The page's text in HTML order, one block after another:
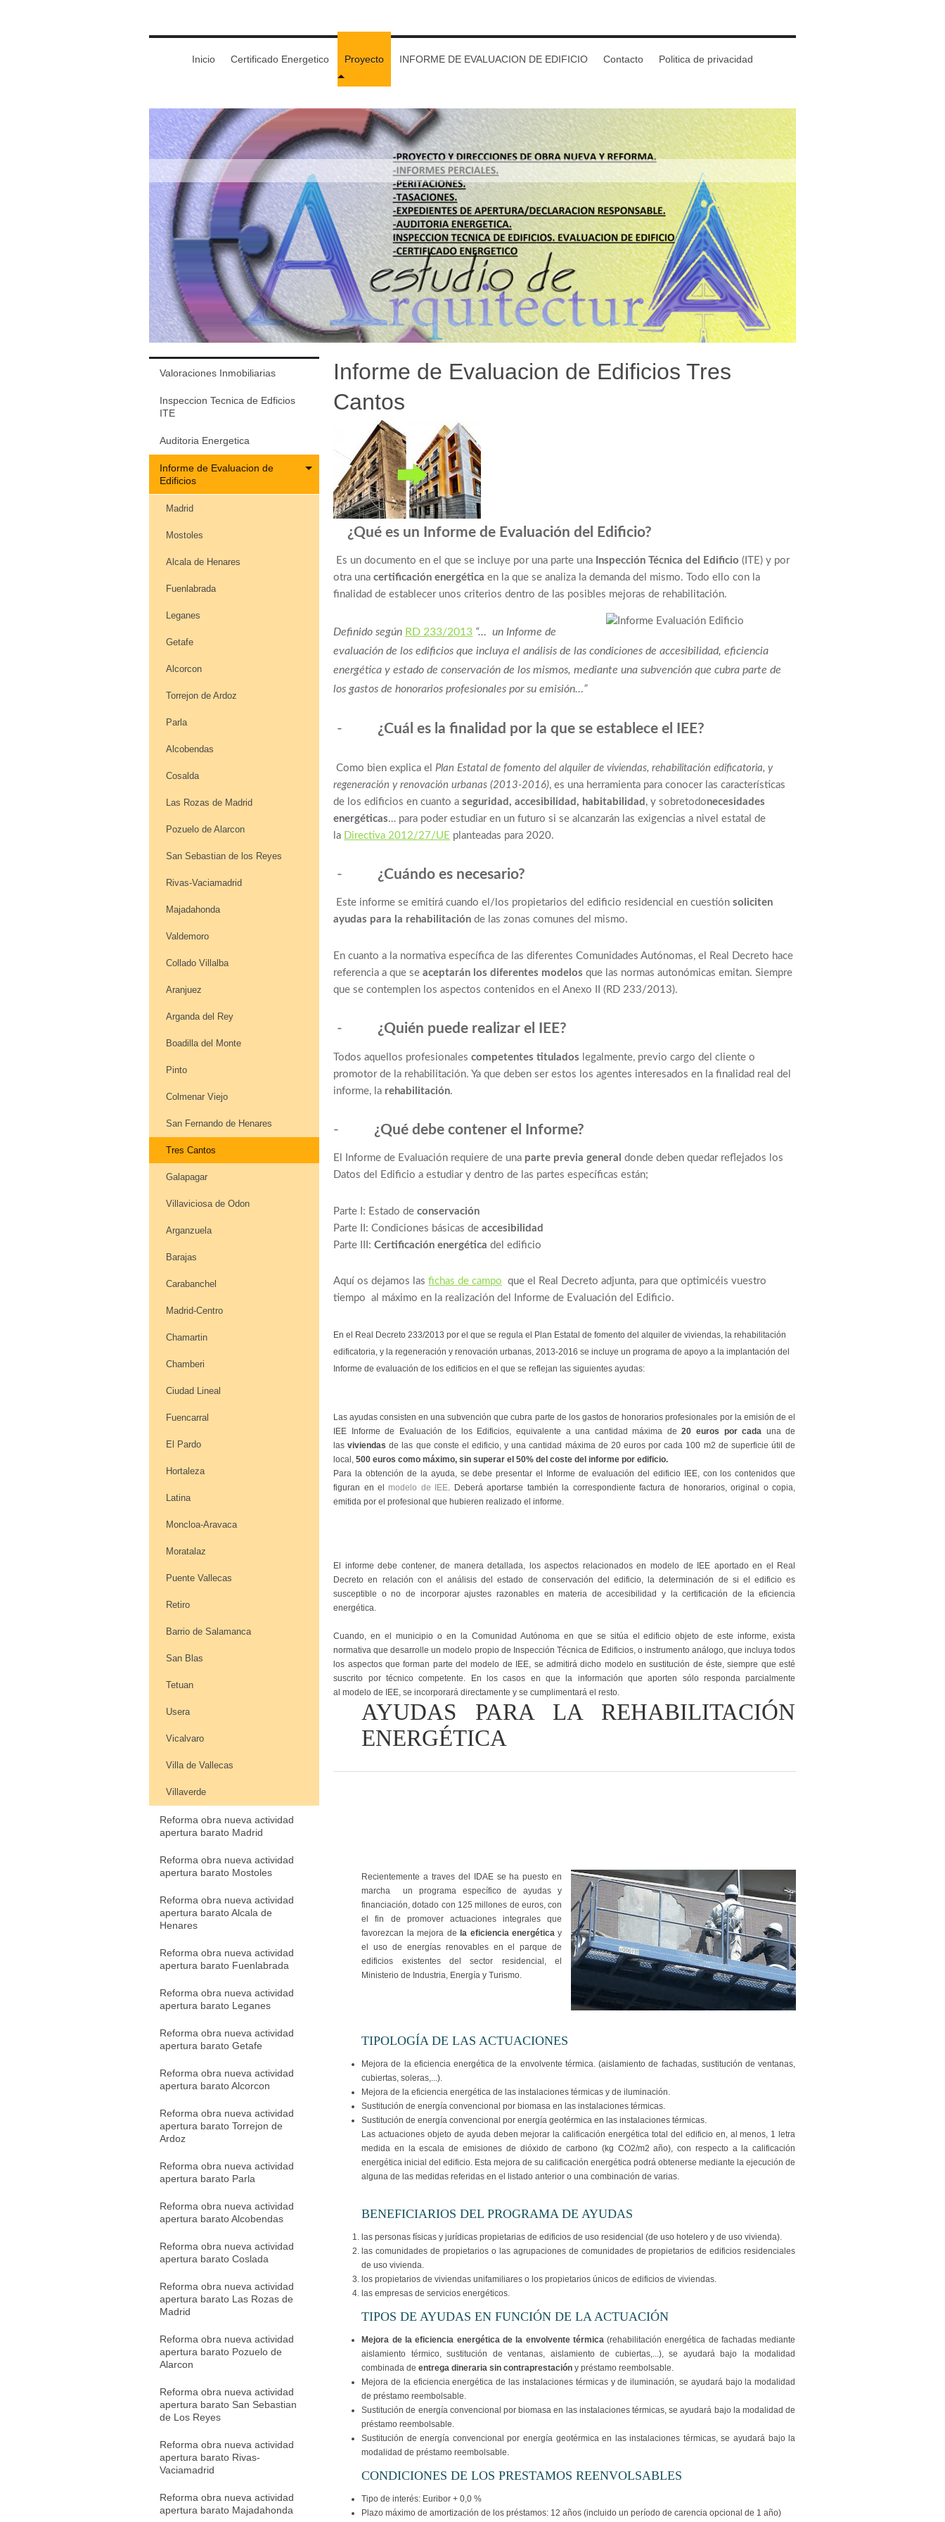
Inicio Certificado Energetico Proyecto INFORME DE EVALUACION DE EDIFICIO Contacto Politica de privacidad
Informe de Evaluacion de Edificios Tres
Cantos
¿Qué es un Informe de Evaluación del Edificio?
Es un documento en el que se incluye por una parte una Inspección Técnica del Edificio (ITE) y por
otra unacertificación energética en la que se analiza la demanda del mismo. Todo ello con la
finalidad de establecer unos criterios dentro de las posibles mejoras de rehabilitación.
Definido según RD 233/2013 “… un Informe de
evaluación de los edificios que incluya el análisis de las condiciones de accesibilidad, eficiencia
energética y estado de conservación de los mismos, mediante una subvención que cubra parte de
los gastos de honorarios profesionales por su emisión…”
- ¿Cuál es la finalidad por la que se establece el IEE?
Como bien explica el Plan Estatal de fomento del alquiler de viviendas, rehabilitación edificatoria, y
regeneración y renovación urbanas (2013-2016), es una herramienta para conocer las características
de los edificios en cuanto aseguridad, accesibilidad, habitabilidad , y sobretodonecesidades
energéticas… para poder estudiar en un futuro si se alcanzarán las exigencias a nivel estatal de
la Directiva 2012/27/UE planteadas para 2020.
- ¿Cuándo es necesario?
Este informe se emitirá cuando el/los propietarios del edificio residencial en cuestiónsoliciten
ayudas para la rehabilitación de las zonas comunes del mismo.
En cuanto a la normativa específica de las diferentes Comunidades Autónomas, el Real Decreto hace
referencia a que seaceptarán los diferentes modelos que las normas autonómicas emitan. Siempre
que se contemplen los aspectos contenidos en el Anexo II (RD 233/2013).
- ¿Quién puede realizar el IEE?
Todos aquellos profesionalescompetentes titulados legalmente, previo cargo del cliente o
promotor de la rehabilitación. Ya que deben ser estos los agentes interesados en la finalidad real del
informe, la rehabilitación.
- ¿Qué debe contener el Informe?
El Informe de Evaluación requiere de una parte previa general donde deben quedar reflejados los
Datos del Edificio a estudiar y dentro de las partes específicas están;
Parte I: Estado de conservación
Parte II: Condiciones básicas de accesibilidad
Parte III:Certificación energética del edificio
Aquí os dejamos lasfichas de campo que el Real Decreto adjunta, para que optimicéis vuestro
tiempo al máximo en la realización del Informe de Evaluación del Edificio.
En el Real Decreto 233/2013 por el que se regula el Plan Estatal de fomento del alquiler de viviendas, la rehabilitación
edificatoria, y la regeneración y renovación urbanas, 2013-2016 se incluye un programa de apoyo a la implantación del
Informe de evaluación de los edificios en el que se reflejan las siguientes ayudas:
Las ayudas consisten en una subvenciónque cubra parte de los gastos de honorarios profesionales por la emisión de el
IEE Informe de Evaluación de los Edificios, equivalente a una cantidad máxima de20 euros por cadauna de
lasviviendasde las que conste el edificio, y una cantidad máxima de 20 euros por cada 100 m2 de superficie útil de
local,500 euros como máximo, sin superar el 50% del coste del informe por edificio.
Para la obtención de la ayuda, se debe presentar el Informe de evaluación del edificio IEE, con los contenidos que
figuran en el modelo de IEE. Deberá aportarse también la correspondiente factura de honorarios, original o copia,
emitida por el profesional que hubieren realizado el informe.
El informe debe contener, de manera detallada, los aspectos relacionados en modelo de IEE aportado en el Real
Decreto en relación con el análisis del estado de conservación del edificio, la determinación de si el edificio es
susceptible o no de incorporar ajustes razonables en materia de accesibilidad y la certificación de la eficiencia
energética.
Cuando, en el municipio o en la Comunidad Autónoma en que se sitúa el edificio objeto de este informe, exista
normativa que desarrolle un modelo propio de Inspección Técnica de Edificios, o instrumento análogo, que incluya todos
los aspectos que forman parte del modelo de IEE, se admitirá dicho modelo en sustitución de éste, siempre que esté
suscrito por técnico competente. En los casos en que la información que aporten sólo responda parcialmente
al modelo de IEE, se incorporará directamente y se cumplimentará el resto.
AYUDAS PARA LA REHABILITACIÓN
ENERGÉTICA
Recientemente a traves del IDAE se ha puesto en
marcha un programa específico de ayudas y
financiación, dotado con 125 millones de euros, con
el fin de promover actuaciones integrales que
favorezcan la mejora de la eficiencia energética y
el uso de energías renovables en el parque de
edificios existentes del sector residencial, el
Ministerio de Industria, Energía y Turismo.
TIPOLOGÍA DE LAS ACTUACIONES
Mejora de la eficiencia energética de la envolvente térmica. (aislamiento de fachadas, sustitución de ventanas,
cubiertas, soleras,...).
Mejora de la eficiencia energética de las instalaciones térmicas y de iluminación.
Sustitución de energía convencional por biomasa en las instalaciones térmicas.
Sustitución de energía convencional por energía geotérmica en las instalaciones térmicas.
Las actuaciones objeto de ayuda deben mejorar la calificación energética total del edificio en, al menos, 1 letra
medida en la escala de emisiones de dióxido de carbono (kg CO2/m2 año), con respecto a la calificación
energética inicial del edificio. Esta mejora de su calificación energética podrá obtenerse mediante la ejecución de
alguna de las medidas referidas en el listado anterior o una combinación de varias.
BENEFICIARIOS DEL PROGRAMA DE AYUDAS
las personas físicas y jurídicas propietarias de edificios de uso residencial (de uso hotelero y de uso vivienda).
las comunidades de propietarios o las agrupaciones de comunidades de propietarios de edificios residenciales
de uso vivienda.
los propietarios de viviendas unifamiliares o los propietarios únicos de edificios de viviendas.
las empresas de servicios energéticos.
TIPOS DE AYUDAS EN FUNCIÓN DE LA ACTUACIÓN
Mejora de la eficiencia energética de la envolvente térmica(rehabilitación energética de fachadas mediante
aislamiento térmico, sustitución de ventanas, aislamiento de cubiertas,...), se ayudará bajo la modalidad
combinada deentrega dineraria sin contraprestación y préstamo reembolsable.
Mejora de la eficiencia energética de las instalaciones térmicas y de iluminación, se ayudará bajo la modalidad
de préstamo reembolsable.
Sustitución de energía convencional por biomasa en las instalaciones térmicas, se ayudará bajo la modalidad de
préstamo reembolsable.
Sustitución de energía convencional por energía geotérmica en las instalaciones térmicas, se ayudará bajo la
modalidad de préstamo reembolsable.
CONDICIONES DE LOS PRESTAMOS REENVOLSABLES
Tipo de interés: Euribor + 0,0 %
Plazo máximo de amortización de los préstamos: 12 años (incluido un período de carencia opcional de 1 año)
Valoraciones Inmobiliarias
Inspeccion Tecnica de Edficios
ITE
Auditoria Energetica
Informe de Evaluacion de
Edificios
Madrid
Mostoles
Alcala de Henares
Fuenlabrada
Leganes
Getafe
Alcorcon
Torrejon de Ardoz
Parla
Alcobendas
Cosalda
Las Rozas de Madrid
Pozuelo de Alarcon
San Sebastian de los Reyes
Rivas-Vaciamadrid
Majadahonda
Valdemoro
Collado Villalba
Aranjuez
Arganda del Rey
Boadilla del Monte
Pinto
Colmenar Viejo
San Fernando de Henares
Tres Cantos
Galapagar
Villaviciosa de Odon
Arganzuela
Barajas
Carabanchel
Madrid-Centro
Chamartin
Chamberi
Ciudad Lineal
Fuencarral
El Pardo
Hortaleza
Latina
Moncloa-Aravaca
Moratalaz
Puente Vallecas
Retiro
Barrio de Salamanca
San Blas
Tetuan
Usera
Vicalvaro
Villa de Vallecas
Villaverde
Reforma obra nueva actividad
apertura barato Madrid
Reforma obra nueva actividad
apertura barato Mostoles
Reforma obra nueva actividad
apertura barato Alcala de
Henares
Reforma obra nueva actividad
apertura barato Fuenlabrada
Reforma obra nueva actividad
apertura barato Leganes
Reforma obra nueva actividad
apertura barato Getafe
Reforma obra nueva actividad
apertura barato Alcorcon
Reforma obra nueva actividad
apertura barato Torrejon de
Ardoz
Reforma obra nueva actividad
apertura barato Parla
Reforma obra nueva actividad
apertura barato Alcobendas
Reforma obra nueva actividad
apertura barato Coslada
Reforma obra nueva actividad
apertura barato Las Rozas de
Madrid
Reforma obra nueva actividad
apertura barato Pozuelo de
Alarcon
Reforma obra nueva actividad
apertura barato San Sebastian
de Los Reyes
Reforma obra nueva actividad
apertura barato Rivas-
Vaciamadrid
Reforma obra nueva actividad
apertura barato Majadahonda